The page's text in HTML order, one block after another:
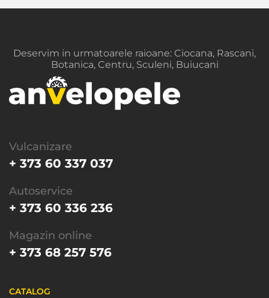
Inregistrarea nu dureaza mult. Puteti face o
Deservim in urmatoarele raioane: Ciocana, Rascani,
Botanica, Centru, Sculeni, Buiucani
Vulcanizare
+ 373 60 337 037
Autoservice
+ 373 60 336 236
Magazin online
+ 373 68 257 576
CATALOG